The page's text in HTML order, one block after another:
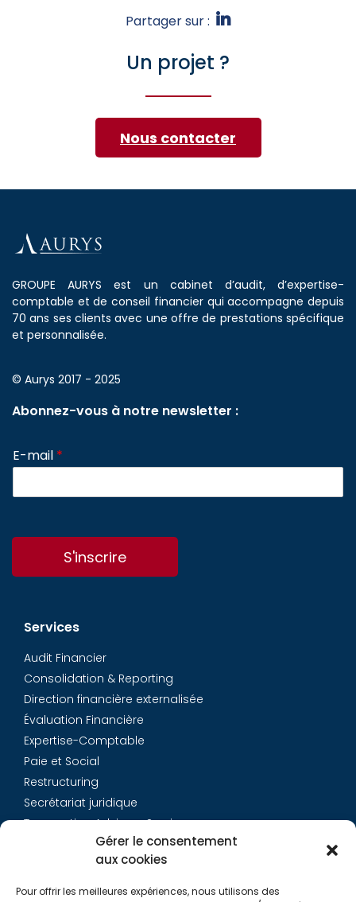
Gérer le consentement
aux cookies
Pour offrir les meilleures expériences, nous utilisons des
Partager sur :
Un projet ?
Nous contacter
GROUPE AURYS est un cabinet d’audit, d’expertise-
comptable et de conseil financier qui accompagne depuis
70 ans ses clients avec une offre de prestations spécifique
et personnalisée.
© Aurys 2017 - 2025
Abonnez-vous à notre newsletter :
E-mail *
S'inscrire
Services
Audit Financier
Consolidation & Reporting
Direction financière externalisée
Évaluation Financière
Expertise-Comptable
Paie et Social
Restructuring
Secrétariat juridique
Transaction Advisory Services
Équipe